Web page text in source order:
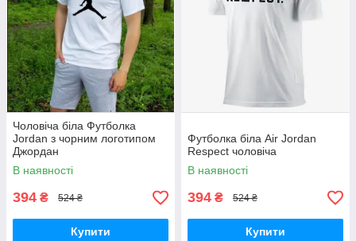
Чоловіча біла Футболка
Jordan з чорним логотипом
Джордан
В наявності
394 ₴ 524 ₴
Купити
Футболка біла Air Jordan
Respect чоловіча
В наявності
394 ₴ 524 ₴
Купити